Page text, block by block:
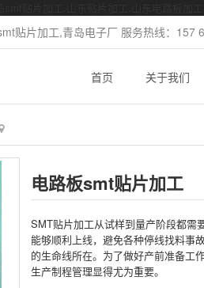
贴片加工,青岛电子厂 服务热线：157
首页 关于我们
电路板smt贴片加工
SMT贴片加工从试样到量产阶段都需
能够顺利上线，避免各种停线找料事
的生命线所在。为了做好产前准备工
生产制程管理显得尤为重要。